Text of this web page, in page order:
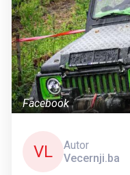
Facebook
VL
Autor
Vecernji.ba